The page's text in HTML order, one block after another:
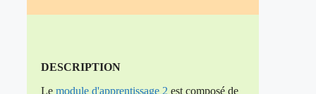
DESCRIPTION
Le module d'apprentissage 2 est composé de